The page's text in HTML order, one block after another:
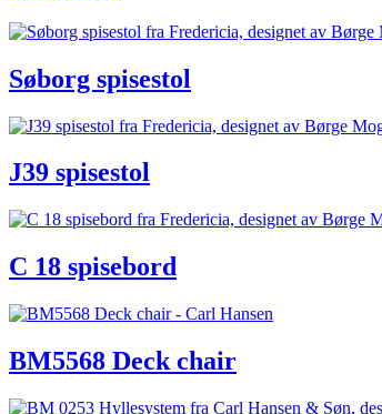
Søborg spisestol
J39 spisestol
C 18 spisebord
BM5568 Deck chair